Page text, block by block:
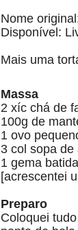
Nome
Disponível:
Mais uma
Massa
2 xíc chá de
100g de
1 ovo
3 col sopa
1 gema
[acrescentei
Preparo
Coloquei